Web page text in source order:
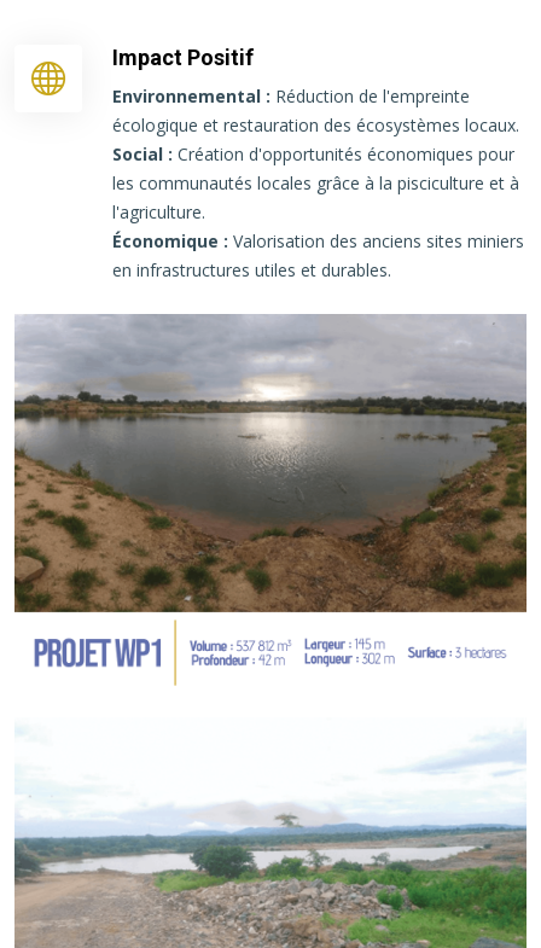
Impact Positif
Environnemental : Réduction de l'empreinte
écologique et restauration des écosystèmes locaux.
Social : Création d'opportunités économiques pour
les communautés locales grâce à la pisciculture et à
l'agriculture.
Économique : Valorisation des anciens sites miniers
en infrastructures utiles et durables.